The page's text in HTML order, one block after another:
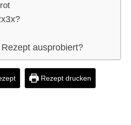
ausprobiert?
Rezept drucken